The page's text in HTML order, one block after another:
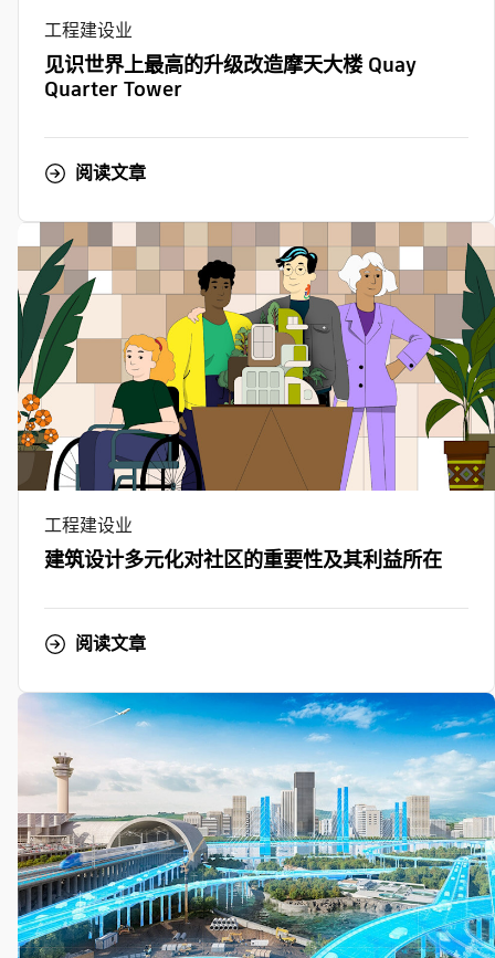
工程建设业
见识世界上最高的升级改造摩天大楼 Quay
Quarter Tower
阅读文章
工程建设业
建筑设计多元化对社区的重要性及其利益所在
阅读文章